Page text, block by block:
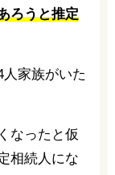
ろうと推定
家族がいた
なったと仮
相続人にな